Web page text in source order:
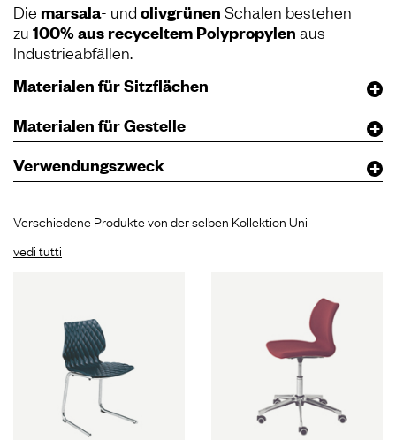
Die marsala- und olivgrünen Schalen bestehen
zu 100% aus recyceltem Polypropylen aus
Industrieabfällen.
Materialen für Sitzflächen
Materialen für Gestelle
Verwendungszweck
Verschiedene Produkte von der selben Kollektion Uni
vedi tutti